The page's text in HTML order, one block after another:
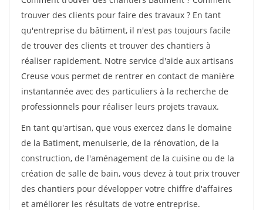
trouver des clients pour faire des travaux ? En tant
qu'entreprise du bâtiment, il n'est pas toujours facile
de trouver des clients et trouver des chantiers à
réaliser rapidement. Notre service d'aide aux artisans
Creuse vous permet de rentrer en contact de manière
instantannée avec des particuliers à la recherche de
professionnels pour réaliser leurs projets travaux.
En tant qu'artisan, que vous exercez dans le domaine
de la Batiment, menuiserie, de la rénovation, de la
construction, de l'aménagement de la cuisine ou de la
création de salle de bain, vous devez à tout prix trouver
des chantiers pour développer votre chiffre d'affaires
et améliorer les résultats de votre entreprise.